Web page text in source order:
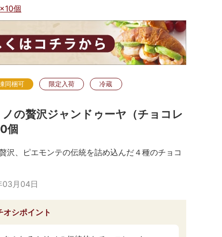
個
同梱可 限定入荷 冷蔵
の贅沢ジャンドゥーヤ（チョコレ
個
沢、ピエモンテの伝統を詰め込んだ４種のチョコ
月04日
オシポイント